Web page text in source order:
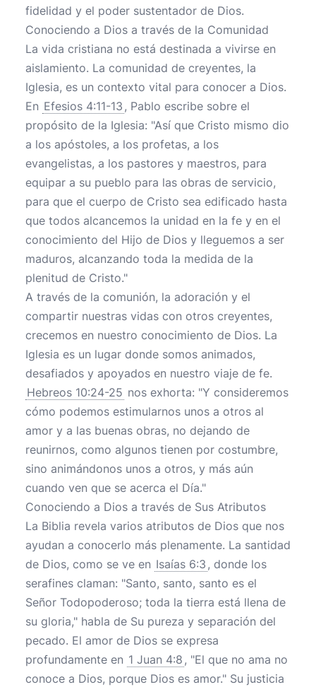
fidelidad y el poder sustentador de Dios.
Conociendo a Dios a través de la Comunidad
La vida cristiana no está destinada a vivirse en
aislamiento. La comunidad de creyentes, la
Iglesia, es un contexto vital para conocer a Dios.
En Efesios 4:11-13 , Pablo escribe sobre el
propósito de la Iglesia: "Así que Cristo mismo dio
a los apóstoles, a los profetas, a los
evangelistas, a los pastores y maestros, para
equipar a su pueblo para las obras de servicio,
para que el cuerpo de Cristo sea edificado hasta
que todos alcancemos la unidad en la fe y en el
conocimiento del Hijo de Dios y lleguemos a ser
maduros, alcanzando toda la medida de la
plenitud de Cristo."
A través de la comunión, la adoración y el
compartir nuestras vidas con otros creyentes,
crecemos en nuestro conocimiento de Dios. La
Iglesia es un lugar donde somos animados,
desafiados y apoyados en nuestro viaje de fe.
Hebreos 10:24-25 nos exhorta: "Y consideremos
cómo podemos estimularnos unos a otros al
amor y a las buenas obras, no dejando de
reunirnos, como algunos tienen por costumbre,
sino animándonos unos a otros, y más aún
cuando ven que se acerca el Día."
Conociendo a Dios a través de Sus Atributos
La Biblia revela varios atributos de Dios que nos
ayudan a conocerlo más plenamente. La santidad
de Dios, como se ve en Isaías 6:3 , donde los
serafines claman: "Santo, santo, santo es el
Señor Todopoderoso; toda la tierra está llena de
su gloria," habla de Su pureza y separación del
pecado. El amor de Dios se expresa
profundamente en 1 Juan 4:8 , "El que no ama no
conoce a Dios, porque Dios es amor." Su justicia